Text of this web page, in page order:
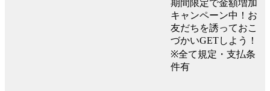
期間限定で金額増加
キャンペーン中！お
友だちを誘っておこ
づかいGETしよう！
※全て規定・支払条
件有